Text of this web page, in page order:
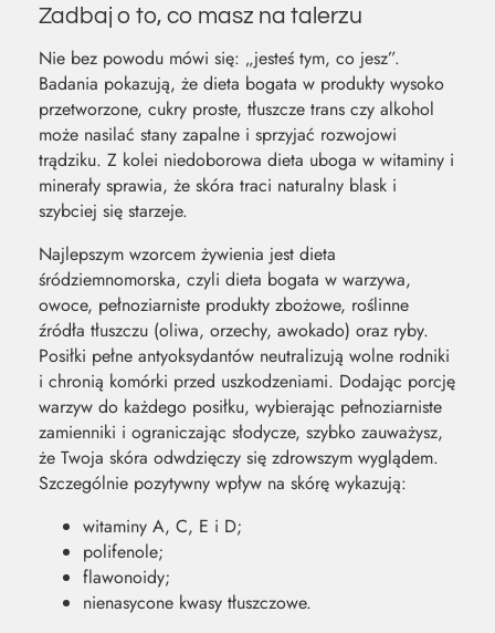
Zadbaj o to, co masz na talerzu
Nie bez powodu mówi się: „jesteś tym, co jesz”.
Badania pokazują, że dieta bogata w produkty wysoko
przetworzone, cukry proste, tłuszcze trans czy alkohol
może nasilać stany zapalne i sprzyjać rozwojowi
trądziku. Z kolei niedoborowa dieta uboga w witaminy i
minerały sprawia, że skóra traci naturalny blask i
szybciej się starzeje.
Najlepszym wzorcem żywienia jest dieta
śródziemnomorska, czyli dieta bogata w warzywa,
owoce, pełnoziarniste produkty zbożowe, roślinne
źródła tłuszczu (oliwa, orzechy, awokado) oraz ryby.
Posiłki pełne antyoksydantów neutralizują wolne rodniki
i chronią komórki przed uszkodzeniami. Dodając porcję
warzyw do każdego posiłku, wybierając pełnoziarniste
zamienniki i ograniczając słodycze, szybko zauważysz,
że Twoja skóra odwdzięczy się zdrowszym wyglądem.
Szczególnie pozytywny wpływ na skórę wykazują:
witaminy A, C, E i D;
polifenole;
flawonoidy;
nienasycone kwasy tłuszczowe.